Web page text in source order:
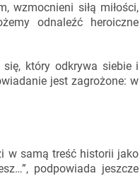
wzmocnieni siłą miłości,
odnaleźć heroiczne
który odkrywa siebie i
jest zagrożone: w
w samą treść historii jako
podpowiada jeszcze